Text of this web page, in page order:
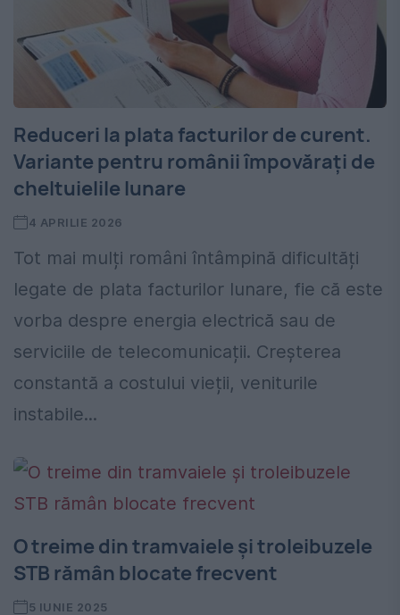
Reduceri la plata facturilor de curent.
Variante pentru românii împovărați de
cheltuielile lunare
4 APRILIE 2026
Tot mai mulți români întâmpină dificultăți
legate de plata facturilor lunare, fie că este
vorba despre energia electrică sau de
serviciile de telecomunicații. Creșterea
constantă a costului vieții, veniturile
instabile...
O treime din tramvaiele și troleibuzele
STB rămân blocate frecvent
5 IUNIE 2025